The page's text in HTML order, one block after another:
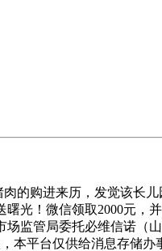
购进来历，发觉该长儿
光！微信领取2000元，
监管局委托必维信诺（
本平台仅供给消息存储